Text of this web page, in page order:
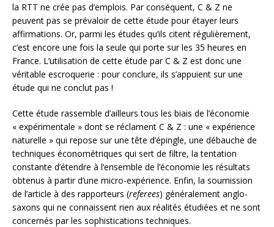
la RTT ne crée pas d’emplois. Par conséquent, C & Z ne
peuvent pas se prévaloir de cette étude pour étayer leurs
affirmations. Or, parmi les études qu’ils citent régulièrement,
c’est encore une fois la seule qui porte sur les 35 heures en
France. L’utilisation de cette étude par C & Z est donc une
véritable escroquerie : pour conclure, ils s’appuient sur une
étude qui ne conclut pas !
Cette étude rassemble d’ailleurs tous les biais de l’économie
« expérimentale » dont se réclament C & Z : une « expérience
naturelle » qui repose sur une tête d’épingle, une débauche de
techniques économétriques qui sert de filtre, la tentation
constante d’étendre à l’ensemble de l’économie les résultats
obtenus à partir d’une micro-expérience. Enfin, la soumission
de l’article à des rapporteurs (referees) généralement anglo-
saxons qui ne connaissent rien aux réalités étudiées et ne sont
concernés par les sophistications techniques.